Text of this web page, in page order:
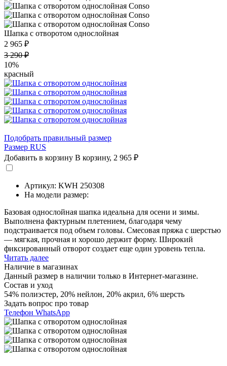
Шапка с отворотом однослойная
2 965 ₽
3 290 ₽
10%
красный
Подобрать правильный размер
Размер RUS
Добавить в корзину В корзину, 2 965 ₽
Артикул: KWH 250308
На модели размер:
Базовая однослойная шапка идеальна для осени и зимы.
Выполнена фактурным плетением, благодаря чему
подстраивается под объем головы. Смесовая пряжа с шерстью
— мягкая, прочная и хорошо держит форму. Широкий
фиксированный отворот создает еще один уровень тепла.
Читать далее
Наличие в магазинах
Данный размер в наличии только в Интернет-магазине.
Состав и уход
54% полиэстер, 20% нейлон, 20% акрил, 6% шерсть
Задать вопрос про товар
Телефон WhatsApp